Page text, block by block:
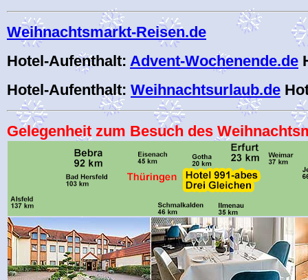
Weihnachtsmarkt-Reisen.de
Hotel-Aufenthalt: Advent-Wochenende.de
Hotel-Aufenthalt: Weihnachtsurlaub.de
Gelegenheit zum Besuch des